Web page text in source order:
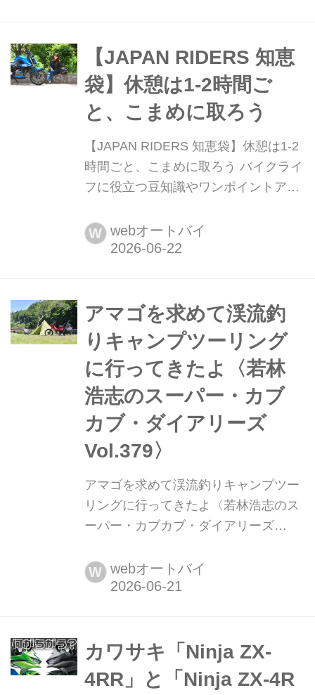
ど光り輝くはず。ぜひ洗車に挑戦して
みよう!
【JAPAN RIDERS 知恵
袋】休憩は1-2時間ご
と、こまめに取ろう
【JAPAN RIDERS 知恵袋】休憩は1-2
時間ごと、こまめに取ろう バイクライ
フに役立つ豆知識やワンポイントアド
RIDERS」の人気企画が「JAPAN
RIDERS 知恵袋」。その中から注目の
ミングよく休憩を取ることで、ツーリ
ングの楽しさや快適さ...
W webオートバイ
アマゴを求めて渓流釣
りキャンプツーリング
に行ってきたよ〈若林
浩志のスーパー・カブ
カブ・ダイアリーズ
Vol.379〉
アマゴを求めて渓流釣りキャンプツー
リングに行ってきたよ〈若林浩志のス
ーパー・カブカブ・ダイアリーズ
熱くなってくると海でのキャンプや釣
りは厳しいのよね。しかも今年も猛暑
流でアマゴ釣りをしつつキャンプツー
リングをしてきたよ。
W webオートバイ
カワサキ「Ninja ZX-
4RR」と「Ninja ZX-4R